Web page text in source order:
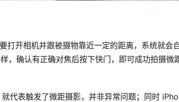
打开相机并跟被摄物靠近一定的距离，系统就会
，确认有正确对焦后按下快门，即可成功拍摄微
代表触发了微距摄影，并非异常问题；同时